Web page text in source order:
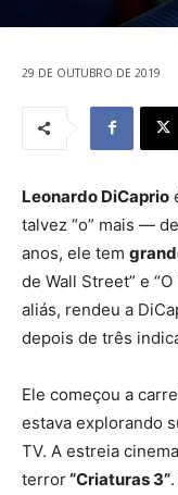
29 DE OUTUBRO DE 2019
Leonardo DiCaprio
talvez “o” mais —
anos, ele tem
de Wall Street” e
aliás, rendeu a
depois de três
Ele começou a
estava explorando
TV. A estreia
terror“Criaturas 3”